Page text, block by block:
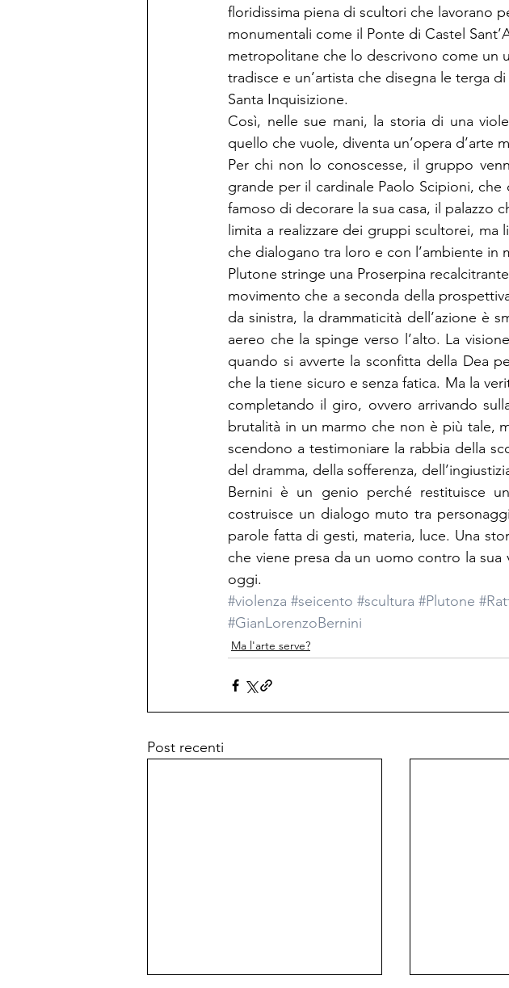
floridissima piena di scultori che lavorano
monumentali come il Ponte di Castel
metropolitane che lo descrivono come un
tradisce e un’artista che disegna le terga
Santa Inquisizione.
Così, nelle sue mani, la storia di una
quello che vuole, diventa un’opera d’arte
Per chi non lo conoscesse, il gruppo
grande per il cardinale Paolo Scipioni,
famoso di decorare la sua casa, il palazzo
limita a realizzare dei gruppi scultorei,
che dialogano tra loro e con l’ambiente
Plutone stringe una Proserpina
movimento che a seconda della
da sinistra, la drammaticità dell’azione è
aereo che la spinge verso l’alto. La
quando si avverte la sconfitta della Dea
che la tiene sicuro e senza fatica. Ma la
completando il giro, ovvero arrivando
brutalità in un marmo che non è più tale,
scendono a testimoniare la rabbia della
del dramma, della sofferenza,
Bernini è un genio perché restituisce
costruisce un dialogo muto tra
parole fatta di gesti, materia, luce. Una
che viene presa da un uomo contro la
oggi.
#violenza #seicento #scultura #Plutone
#GianLorenzoBernini
Ma l'arte serve?
Post recenti